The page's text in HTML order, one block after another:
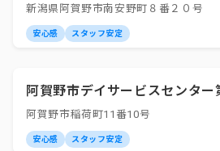
新潟県阿賀野市南安野町８番２０号
安心感 スタッフ安定
阿賀野市デイサービスセンター
阿賀野市稲荷町11番10号
安心感 スタッフ安定